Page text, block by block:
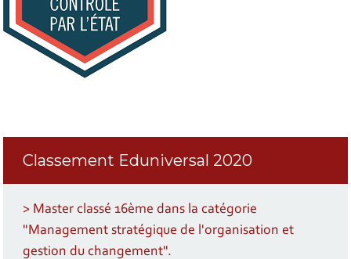
Classement Eduniversal 2020
> Master classé 16ème dans la catégorie
"Management stratégique de l'organisation et
gestion du changement".